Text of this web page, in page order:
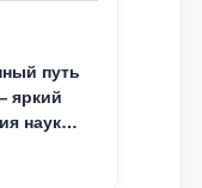
путь
яркий
науке,